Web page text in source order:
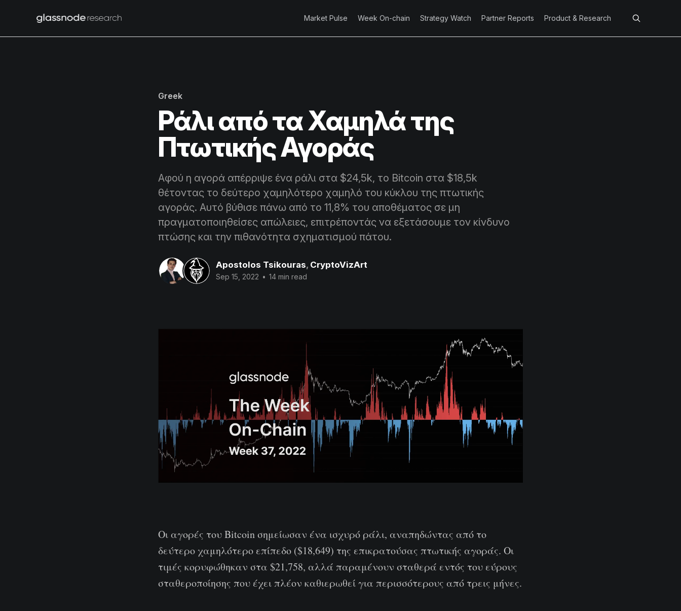
Market Pulse Week On-chain Strategy Watch Partner Reports Product & Research
Greek
Ράλι από τα Χαμηλά της
Πτωτικής Αγοράς
Αφού η αγορά απέρριψε ένα ράλι στα $24,5k, το Bitcoin στα $18,5k
θέτοντας το δεύτερο χαμηλότερο χαμηλό του κύκλου της πτωτικής
αγοράς. Αυτό βύθισε πάνω από το 11,8% του αποθέματος σε μη
πραγματοποιηθείσες απώλειες, επιτρέποντάς να εξετάσουμε τον κίνδυνο
πτώσης και την πιθανότητα σχηματισμού πάτου.
Apostolos Tsikouras, CryptoVizArt
Sep 15, 2022 • 14 min read
Οι αγορές του Bitcoin σημείωσαν ένα ισχυρό ράλι, αναπηδώντας από το
δεύτερο χαμηλότερο επίπεδο ($18,649) της επικρατούσας πτωτικής αγοράς. Οι
τιμές κορυφώθηκαν στα $21,758, αλλά παραμένουν σταθερά εντός του εύρους
σταθεροποίησης που έχει πλέον καθιερωθεί για περισσότερους από τρεις μήνες.